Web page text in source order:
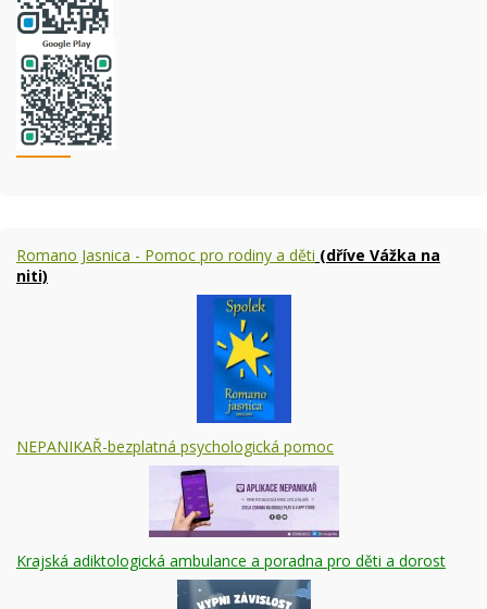
Romano Jasnica - Pomoc pro rodiny a děti (dříve Vážka na
niti)
NEPANIKAŘ-bezplatná psychologická pomoc
Krajská adiktologická ambulance a poradna pro děti a dorost